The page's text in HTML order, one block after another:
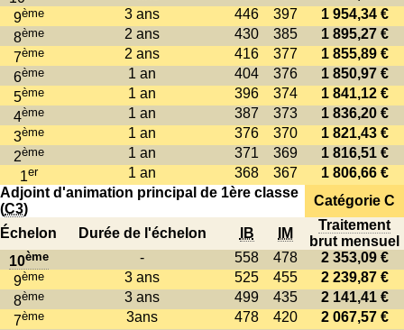
9ème 3 ans 446 397
1 954,34 €
8ème 2 ans 430 385
1 895,27 €
7ème 2 ans 416 377
1 855,89 €
6ème 1 an 404 376
1 850,97 €
5ème 1 an 396 374
1 841,12 €
4ème 1 an 387 373
1 836,20 €
3ème 1 an 376 370
1 821,43 €
2ème 1 an 371 369
1 816,51 €
1er 1 an 368 367
1 806,66 €
Adjoint d'animation principal de 1ère classe
(C3)
Catégorie C
Échelon Durée de l'échelon IB IM
Traitement
brut mensuel
10ème - 558 478
2 353,09 €
9ème 3 ans 525 455
2 239,87 €
8ème 3 ans 499 435
2 141,41 €
7ème 3ans 478 420
2 067,57 €